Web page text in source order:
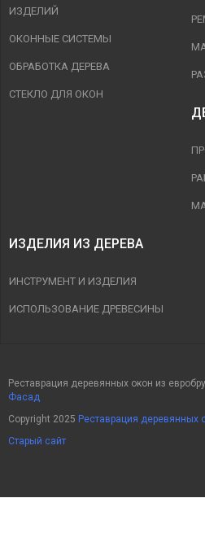
ИЗДЕЛИЙ
ОКОННЫЕ СИСТЕМЫ
ОБРАБОТКА ДЕРЕВА
СТЕКЛО ДЛЯ ОКОН
ИЗДЕЛИЯ ИЗ ДЕРЕВА
ИНСТРУМЕНТ И ИЗДЕЛИЯ
ИСПОЛЬЗОВАНИЕ ДРЕВЕСИНЫ
Реставрация деревянных окон из
Фасад
Copyright 2025 Реставрация деревянных
Старый сайт